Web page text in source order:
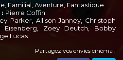
Familial, Aventure, Fantastique
Pierre Coffin
Parker, Allison Janney, Christoph
Eisenberg, Zoey Deutch, Bobby
Lucas
Partagez vos envies cinéma :